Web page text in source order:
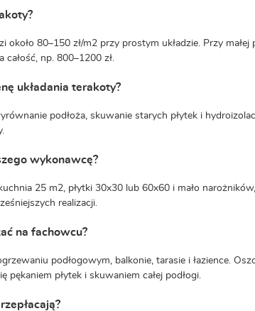
około 80–150 zł/m2 przy prostym układzie. Przy
całość, np. 800–1200 zł.
układania terakoty?
podłoża, skuwanie starych płytek i
wykonawcę?
25 m2, płytki 30x30 lub 60x60 i mało
realizacji.
na fachowcu?
podłogowym, balkonie, tarasie i łazience.
pękaniem płytek i skuwaniem całej podłogi.